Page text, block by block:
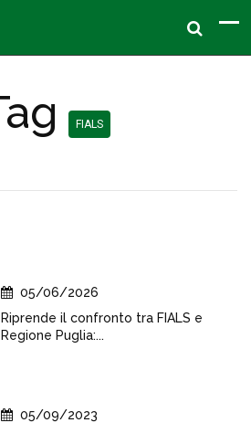
FIALS
05/06/2026
Riprende il confronto tra FIALS e
Regione Puglia:...
05/09/2023